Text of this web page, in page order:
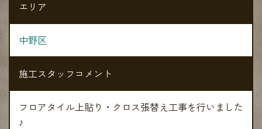
エリア
中野区
施工スタッフコメント
フロアタイル上貼り・クロス張替え工事を行いました
♪